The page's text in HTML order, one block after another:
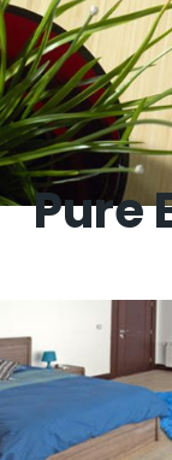
Pure